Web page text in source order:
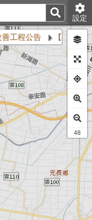
設定
公告 【班次調整公告
42